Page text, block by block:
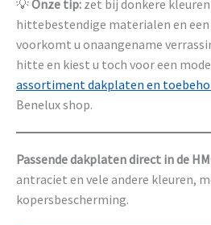
💡Onze tip: zet bij donkere
hittebestendige materialen en
voorkomt u onaangename
hitte en kiest u toch voor een
assortiment dakplaten en
Benelux shop.
Passende dakplaten direct in de
antraciet en vele andere kleuren,
kopersbescherming.